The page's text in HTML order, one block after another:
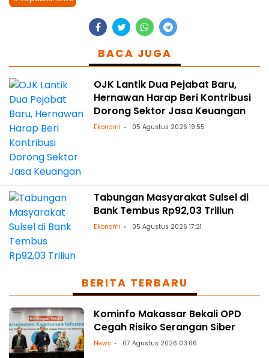
BACA JUGA
OJK Lantik Dua Pejabat Baru,
Hernawan Harap Beri Kontribusi
Dorong Sektor Jasa Keuangan
Ekonomi 05 Agustus 2026 19:55
Tabungan Masyarakat Sulsel di
Bank Tembus Rp92,03 Triliun
Ekonomi 05 Agustus 2026 17:21
BERITA TERBARU
Kominfo Makassar Bekali OPD
Cegah Risiko Serangan Siber
News 07 Agustus 2026 03:06